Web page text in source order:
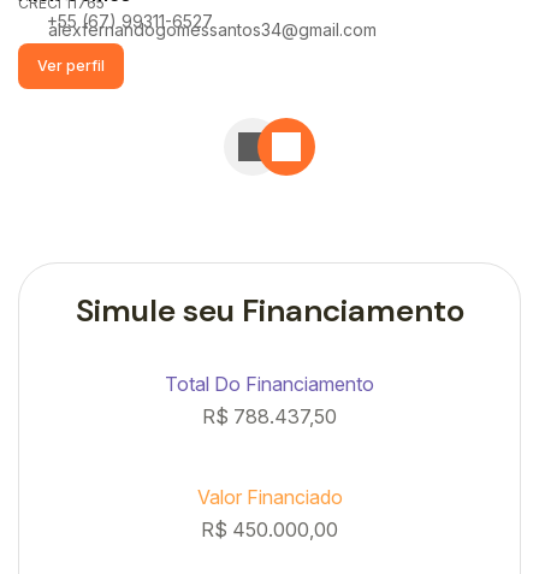
+55 (67) 99311-6527
alexfernandogomessantos34@gmail.com
Simule seu Financiamento
Total Do Financiamento
R$ 788.437,50
Valor Financiado
R$ 450.000,00